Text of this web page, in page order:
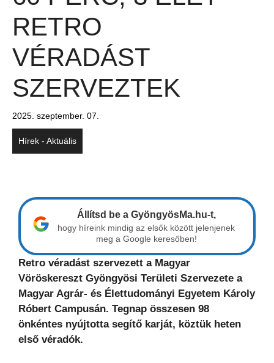
RETRO
VÉRADÁST
SZERVEZTEK
2025. szeptember. 07.
Hírek - Aktuális
Állítsd be a GyöngyösMa.hu-t,
hogy híreink mindig az elsők között jelenjenek
meg a Google keresőben!
Retro véradást szervezett a Magyar
Vöröskereszt Gyöngyösi Területi Szervezete a
Magyar Agrár- és Élettudományi Egyetem Károly
Róbert Campusán. Tegnap összesen 98
önkéntes nyújtotta segítő karját, köztük heten
első véradók.